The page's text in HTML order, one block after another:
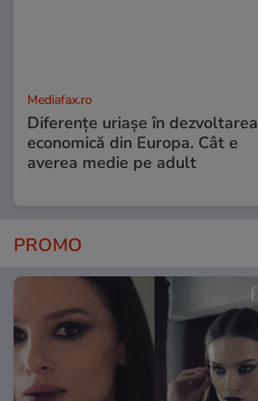
Mediafax.ro
Diferențe uriașe în dezvoltarea
economică din Europa. Cât e
averea medie pe adult
PROMO